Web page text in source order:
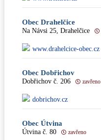
Obec Drahelčice
Na Návsi 25, Drahelčice
www.drahelcice-obec.cz
Obec Dobřichov
Dobřichov č. 206 zavřeno
dobrichov.cz
Obec Útvina
Útvina č. 80 zavřeno